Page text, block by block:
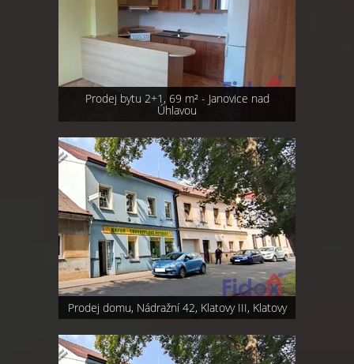
Prodej bytu 2+1, 69 m² - Janovice nad
Úhlavou
Prodej domu, Nádražní 42, Klatovy III, Klatovy